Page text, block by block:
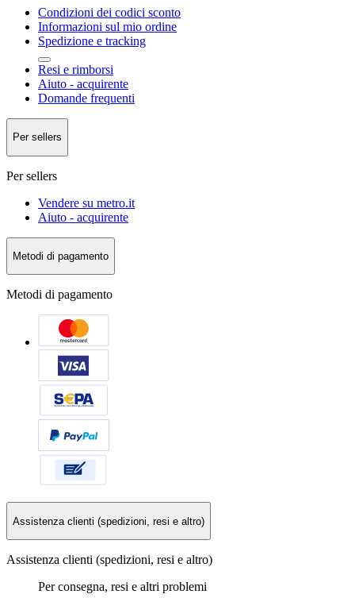
Condizioni dei codici sconto
Informazioni sul mio ordine
Spedizione e tracking
Resi e rimborsi
Aiuto - acquirente
Domande frequenti
Per sellers
Per sellers
Vendere su metro.it
Aiuto - acquirente
Metodi di pagamento
Metodi di pagamento
Assistenza clienti (spedizioni, resi e altro)
Assistenza clienti (spedizioni, resi e altro)
Per consegna, resi e altri problemi